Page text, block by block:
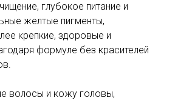
глубокое питание и
желтые пигменты,
крепкие, здоровые и
формуле без красителей
волосы и кожу головы,